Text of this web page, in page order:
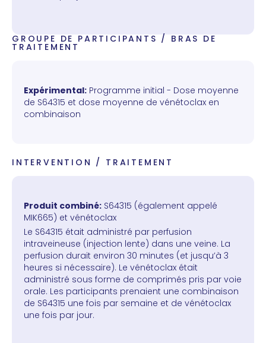
GROUPE DE PARTICIPANTS / BRAS DE
TRAITEMENT
Expérimental: Programme initial - Dose moyenne
de S64315 et dose moyenne de vénétoclax en
combinaison
INTERVENTION / TRAITEMENT
Produit combiné: S64315 (également appelé
MIK665) et vénétoclax
Le S64315 était administré par perfusion
intraveineuse (injection lente) dans une veine. La
perfusion durait environ 30 minutes (et jusqu’à 3
heures si nécessaire). Le vénétoclax était
administré sous forme de comprimés pris par voie
orale. Les participants prenaient une combinaison
de S64315 une fois par semaine et de vénétoclax
une fois par jour.